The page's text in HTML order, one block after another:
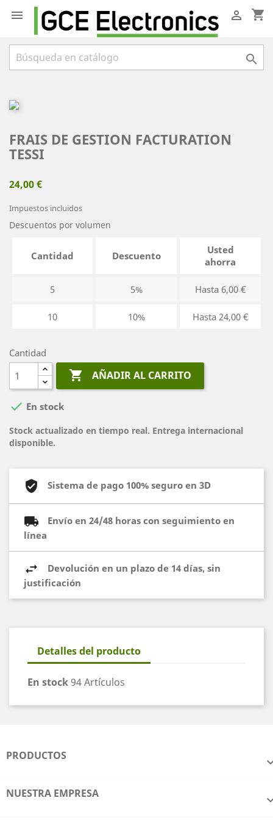
 shopping_cart


FRAIS DE GESTION FACTURATION
TESSI
24,00 €
Impuestos incluidos
Descuentos por volumen
Cantidad Descuento
Usted
ahorra
5 5% Hasta 6,00 €
10 10% Hasta 24,00 €
Cantidad
 AÑADIR AL CARRITO
 En stock
Stock actualizado en tiempo real. Entrega internacional
disponible.
Sistema de pago 100% seguro en 3D
Envío en 24/48 horas con seguimiento en
línea
Devolución en un plazo de 14 días, sin
justificación
Detalles del producto
En stock 94 Artículos
PRODUCTOS
NUESTRA EMPRESA